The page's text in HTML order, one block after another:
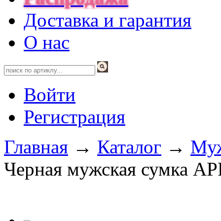
Доставка и гарантия
О нас
Войти
Регистрация
Главная → Каталог →
Черная мужская сумка